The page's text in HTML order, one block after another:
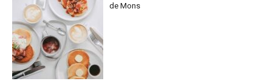
de Mons